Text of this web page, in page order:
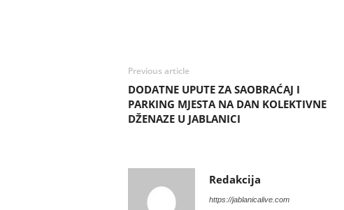
Previous article
DODATNE UPUTE ZA SAOBRAĆAJ I
PARKING MJESTA NA DAN KOLEKTIVNE
DŽENAZE U JABLANICI
Redakcija
https://jablanicalive.com